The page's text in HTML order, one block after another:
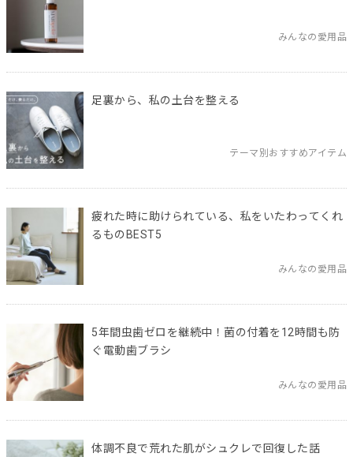
みんなの愛用品
足裏から、私の土台を整える
テーマ別おすすめアイテム
疲れた時に助けられている、私をいたわってくれ
るものBEST5
みんなの愛用品
5年間虫歯ゼロを継続中！菌の付着を12時間も防
ぐ電動歯ブラシ
みんなの愛用品
体調不良で荒れた肌がシュクレで回復した話